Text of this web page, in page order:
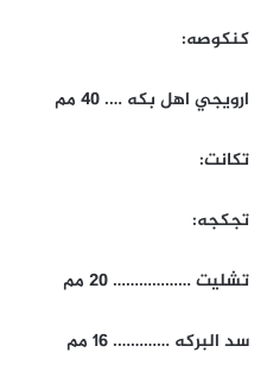
كنكوصه:
ارويجي اهل بكه …. 40 مم
تكانت:
تجكجه:
تشليت ……………… 20 مم
سد البركه …………. 16 مم